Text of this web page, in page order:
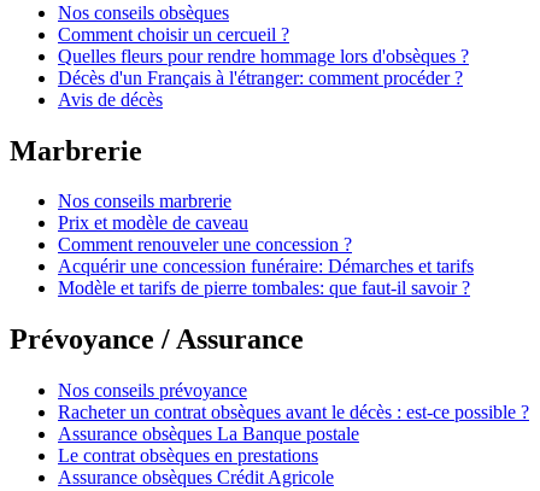
Nos conseils obsèques
Comment choisir un cercueil ?
Quelles fleurs pour rendre hommage lors d'obsèques ?
Décès d'un Français à l'étranger: comment procéder ?
Avis de décès
Marbrerie
Nos conseils marbrerie
Prix et modèle de caveau
Comment renouveler une concession ?
Acquérir une concession funéraire: Démarches et tarifs
Modèle et tarifs de pierre tombales: que faut-il savoir ?
Prévoyance / Assurance
Nos conseils prévoyance
Racheter un contrat obsèques avant le décès : est-ce possible ?
Assurance obsèques La Banque postale
Le contrat obsèques en prestations
Assurance obsèques Crédit Agricole